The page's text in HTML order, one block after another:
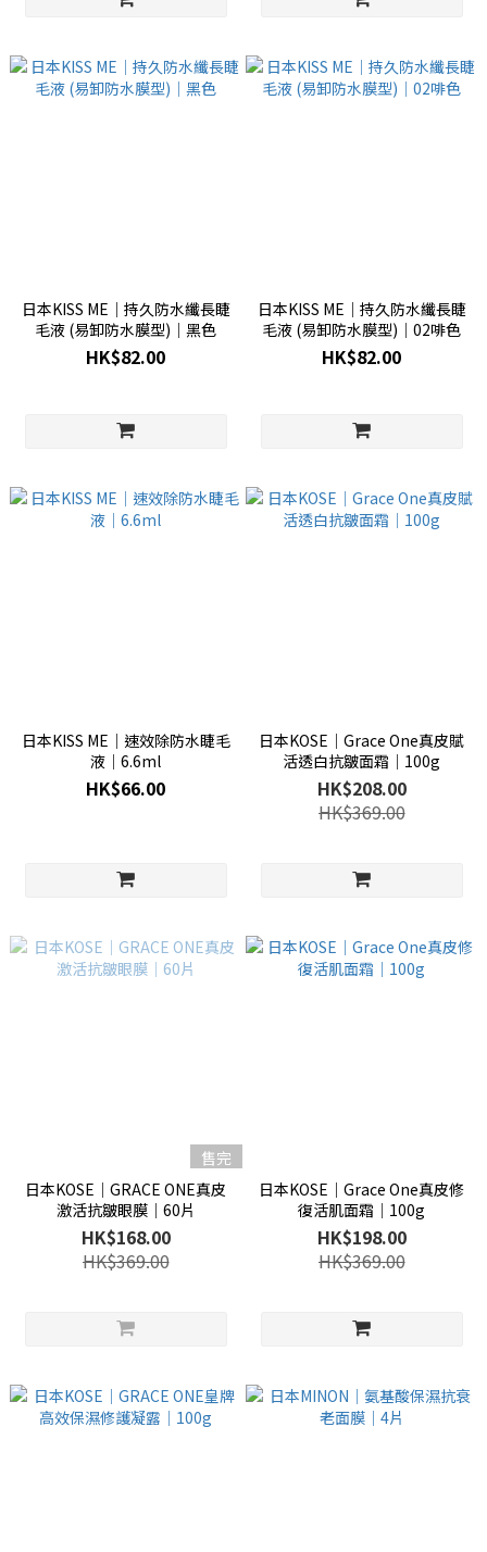
日本KISS ME│持久防水纖長睫
毛液 (易卸防水膜型)│黑色
HK$82.00
日本KISS ME│持久防水纖長睫
毛液 (易卸防水膜型)│02啡色
HK$82.00
日本KISS ME│速效除防水睫毛
液│6.6ml
HK$66.00
日本KOSE│Grace One真皮賦
活透白抗皺面霜│100g
HK$208.00
HK$369.00
售完
日本KOSE│GRACE ONE真皮
激活抗皺眼膜│60片
HK$168.00
HK$369.00
日本KOSE│Grace One真皮修
復活肌面霜│100g
HK$198.00
HK$369.00